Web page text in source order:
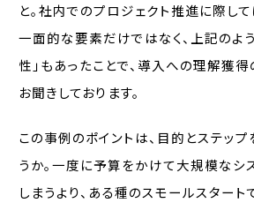
と。社内でのプロジェクト推進に際して
一面的な要素だけではなく、上記のよ
性」もあったことで、導入への理解獲
お聞きしております。
この事例のポイントは、目的とステップ
うか。一度に予算をかけて大規模なシ
しまうより、ある種のスモールスタート